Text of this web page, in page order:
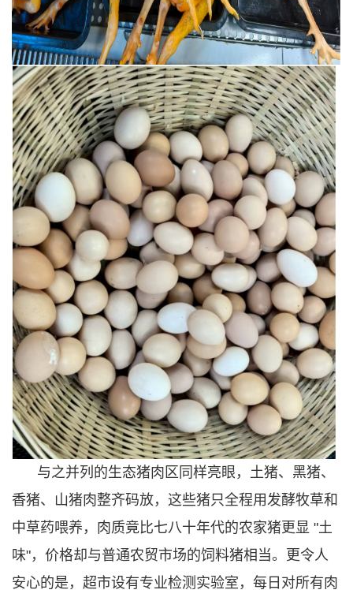
与之并列的生态猪肉区同样亮眼，土猪、黑猪、
香猪、山猪肉整齐码放，这些猪只全程用发酵牧草和
中草药喂养，肉质竟比七八十年代的农家猪更显 "土
味"，价格却与普通农贸市场的饲料猪相当。更令人
安心的是，超市设有专业检测实验室，每日对所有肉